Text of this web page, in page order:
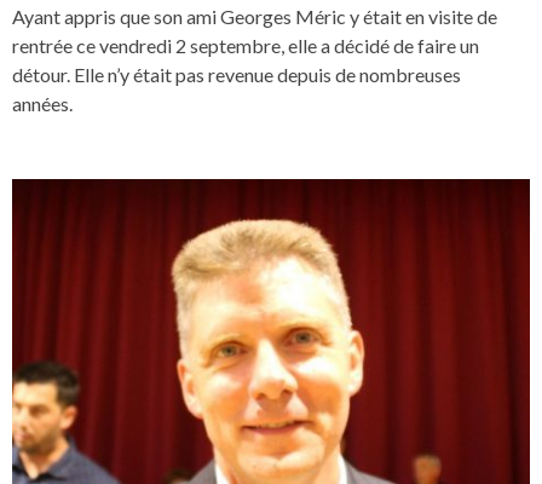
Ayant appris que son ami Georges Méric y était en visite de
rentrée ce vendredi 2 septembre, elle a décidé de faire un
détour. Elle n’y était pas revenue depuis de nombreuses
années.